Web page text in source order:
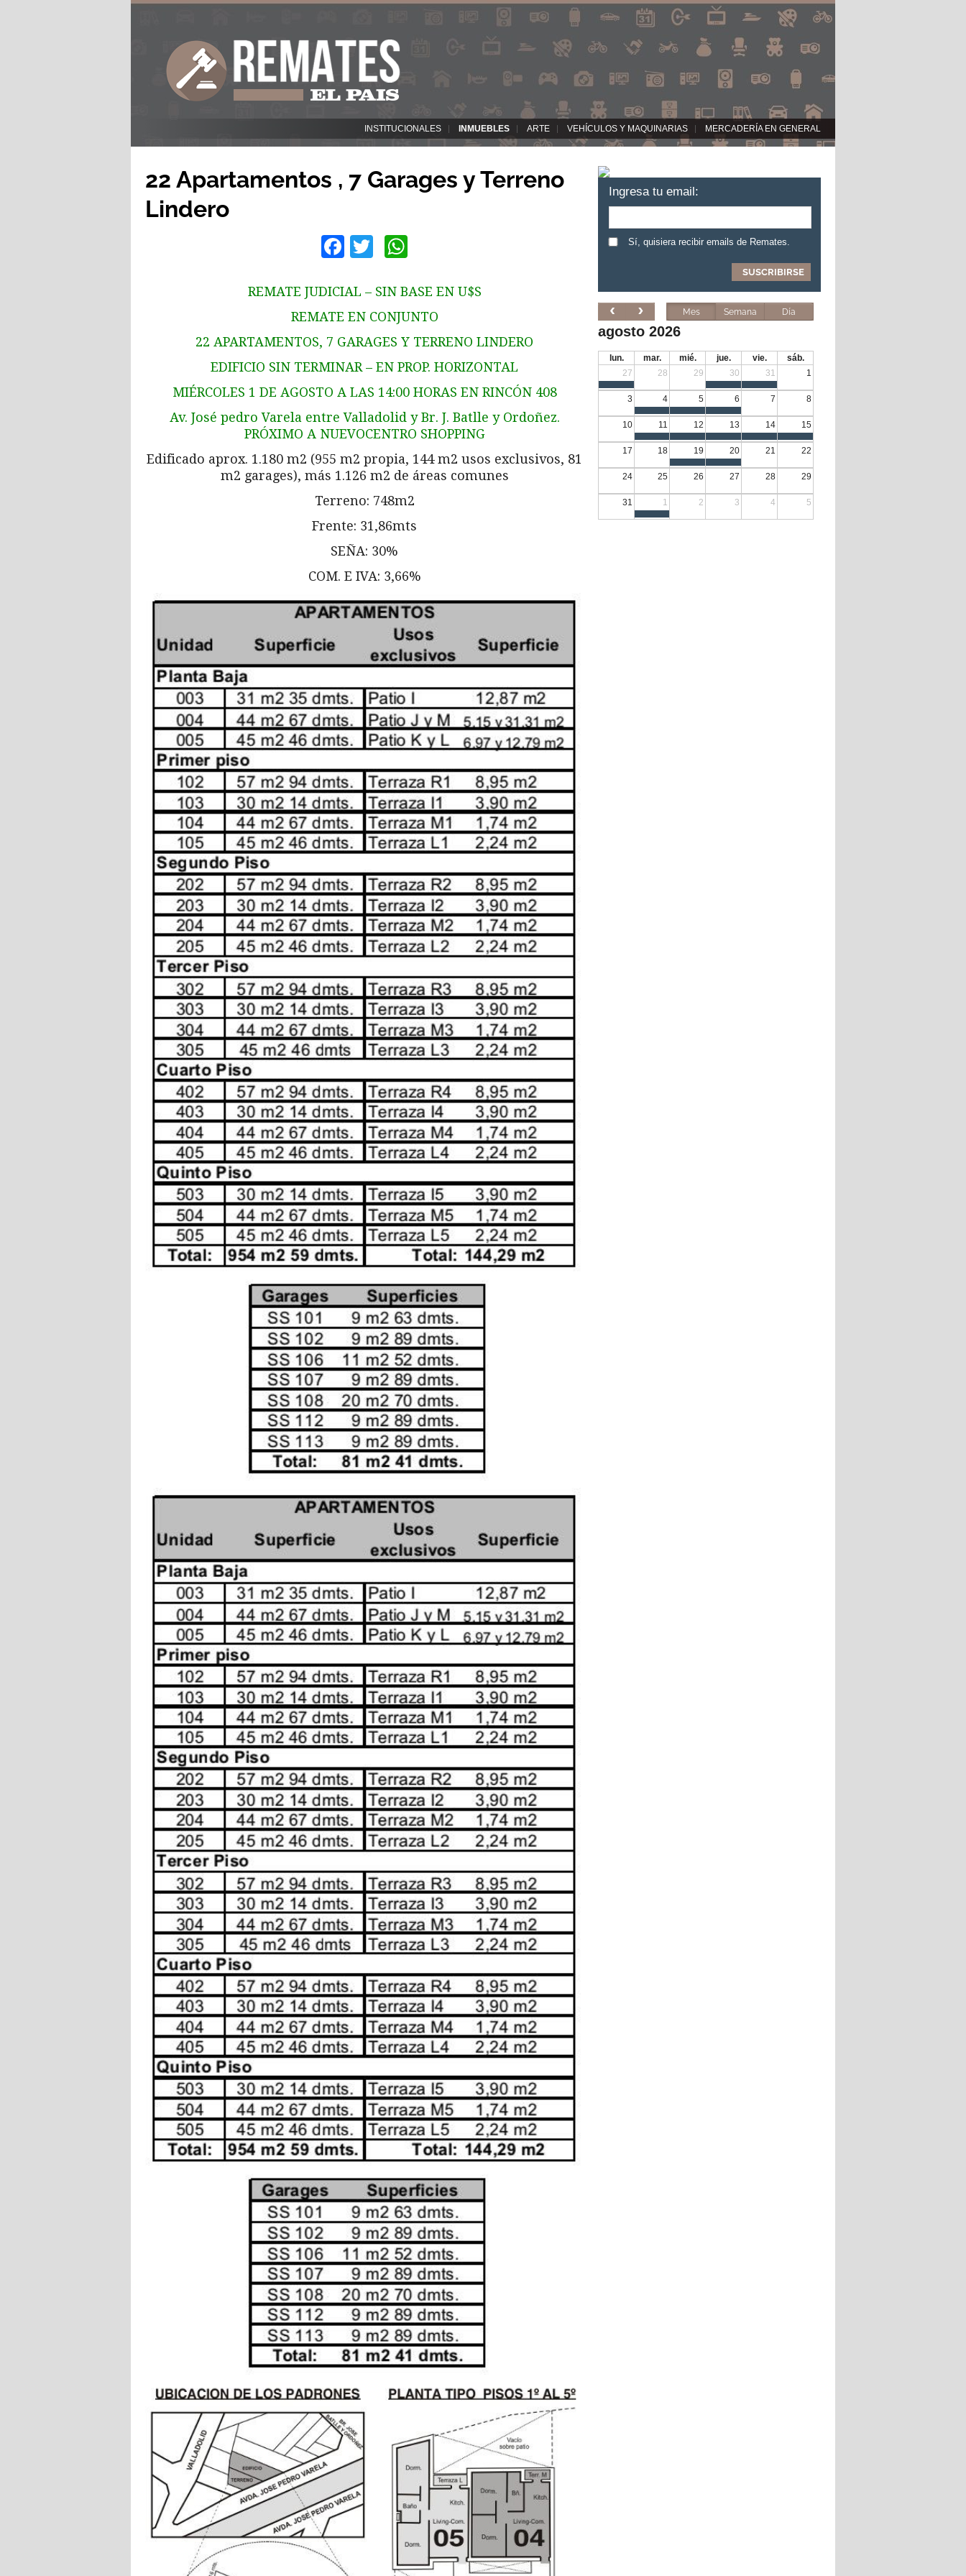
INSTITUCIONALES INMUEBLES ARTE VEHÍCULOS Y MAQUINARIAS MERCADERÍA EN GENERAL
22 Apartamentos , 7 Garages y Terreno
Lindero
Facebook
Twitter
REMATE JUDICIAL – SIN BASE EN U$S
REMATE EN CONJUNTO
22 APARTAMENTOS, 7 GARAGES Y TERRENO LINDERO
EDIFICIO SIN TERMINAR – EN PROP. HORIZONTAL
MIÉRCOLES 1 DE AGOSTO A LAS 14:00 HORAS EN RINCÓN 408
Av. José pedro Varela entre Valladolid y Br. J. Batlle y Ordoñez.
PRÓXIMO A NUEVOCENTRO SHOPPING
Edificado aprox. 1.180 m2 (955 m2 propia, 144 m2 usos exclusivos, 81
m2 garages), más 1.126 m2 de áreas comunes
Terreno: 748m2
Frente: 31,86mts
SEÑA: 30%
COM. E IVA: 3,66%
Ingresa tu email:
Sí, quisiera recibir emails de Remates.
Mes Semana Día
agosto 2026
lun. mar. mié. jue. vie.
sáb.
27
28 29 30 31 1
3 4 5 6 7 8
10 11 12 13 14 15
17 18 19 20 21 22
24 25 26 27 28 29
31 1 2 3 4 5